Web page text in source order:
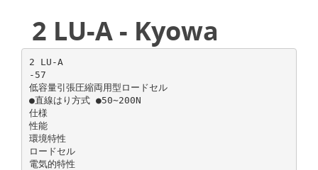
2 LU-A - Kyowa
2 LU-A
-57
低容量引張圧縮両用型ロードセル
●直線はり方式 ●50∼200N
仕様
性能
環境特性
ロードセル
電気的特性